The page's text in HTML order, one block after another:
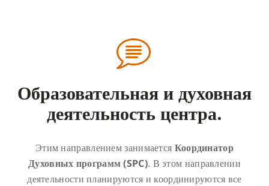
Образовательная и духовная
деятельность центра.
Этим направлением занимается Координатор
Духовных программ (SPC). В этом направлении
деятельности планируются и координируются все